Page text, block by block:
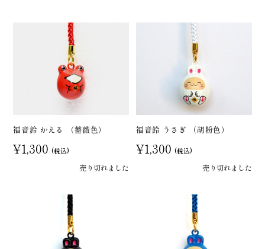
福音鈴 かえる （薔薇色）
¥1,300 (税込)
売り切れました
福音鈴 うさぎ （胡粉色）
¥1,300 (税込)
売り切れました